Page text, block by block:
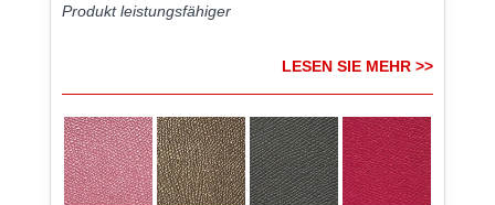
Produkt leistungsfähiger
LESEN SIE MEHR >>